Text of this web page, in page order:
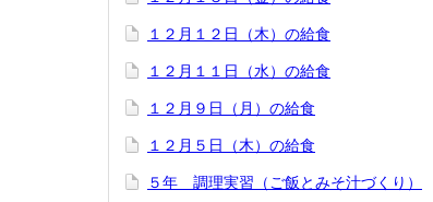
１２月１２日（木）の給食
１２月１１日（水）の給食
１２月９日（月）の給食
１２月５日（木）の給食
５年 調理実習（ご飯とみそ汁づくり）